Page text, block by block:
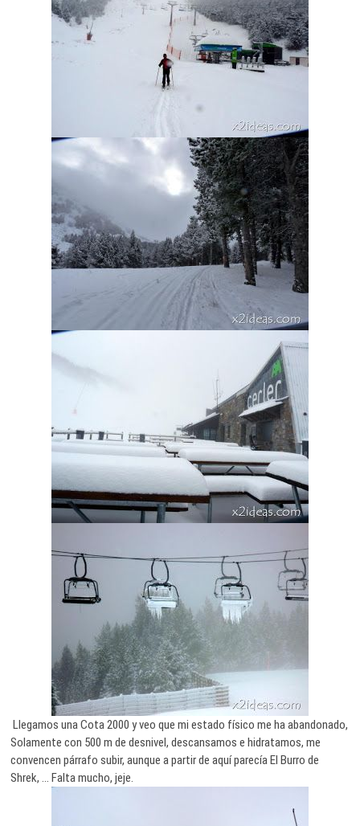
Llegamos una Cota 2000 y veo que mi estado físico me ha abandonado,
Solamente con 500 m de desnivel, descansamos e hidratamos, me
convencen párrafo subir, aunque a partir de aquí parecía El Burro de
Shrek, … Falta mucho, jeje.